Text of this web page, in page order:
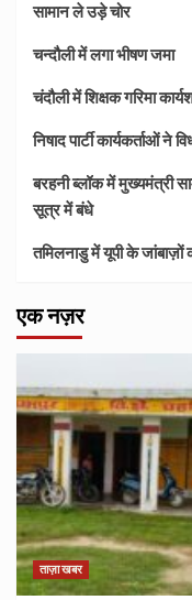
सामान ले उड़े चोर
चन्दौली में लगा भीषण जमा
चंदौली में शिक्षक गरिमा
निषाद पार्टी कार्यकर्ताओं
बरहनी ब्लॉक में मुख्यमंत्री
सूत्र में बंधे
तमिलनाडु में यूपी के
एक नज़र
ताज़ा खबर